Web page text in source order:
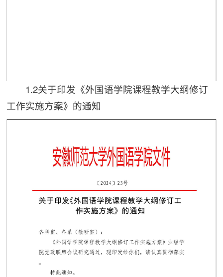
第 1 页
1.2关于印发《外国语学院课程教学大纲修订
工作实施方案》的通知